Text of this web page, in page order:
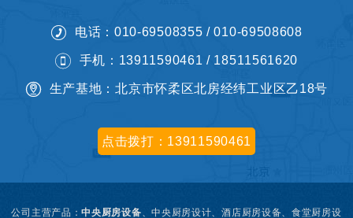
电话：010-69508355 / 010-69508608
手机：13911590461 / 18511561620
生产基地：北京市怀柔区北房经纬工业区乙18号
点击拨打：13911590461
公司主营产品：中央厨房设备、中央厨房设计、酒店厨房设备、食堂厨房设